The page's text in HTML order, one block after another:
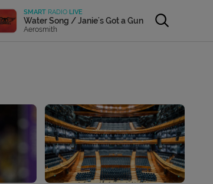
SMART RADIO LIVE
Water Song / Janie's Got a Gun
Aerosmith